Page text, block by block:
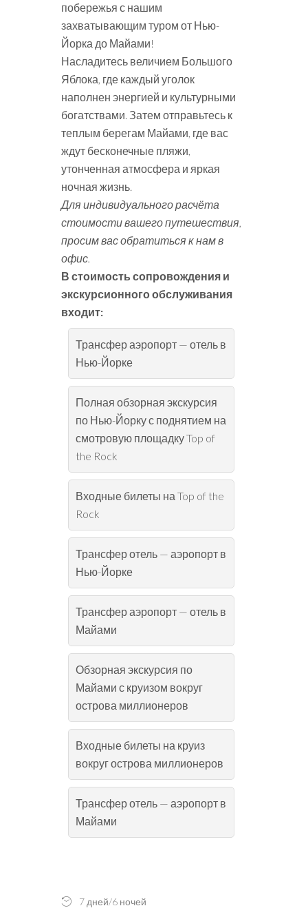
побережья с нашим
захватывающим туром от Нью-
Йорка до Майами!
Насладитесь величием Большого
Яблока, где каждый уголок
наполнен энергией и культурными
богатствами. Затем отправьтесь к
теплым берегам Майами, где вас
ждут бесконечные пляжи,
утонченная атмосфера и яркая
ночная жизнь.
Для индивидуального расчёта
стоимости вашего путешествия,
просим вас обратиться к нам в
офис.
В стоимость сопровождения и
экскурсионного обслуживания
входит:
Трансфер аэропорт — отель в
Нью-Йорке
Полная обзорная экскурсия
по Нью-Йорку с поднятием на
смотровую площадку Top of
the Rock
Входные билеты на Top of the
Rock
Трансфер отель — аэропорт в
Нью-Йорке
Трансфер аэропорт — отель в
Майами
Обзорная экскурсия по
Майами с круизом вокруг
острова миллионеров
Входные билеты на круиз
вокруг острова миллионеров
Трансфер отель — аэропорт в
Майами
7 дней/6 ночей